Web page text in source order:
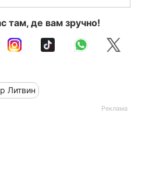
там, де вам зручно!
Литвин